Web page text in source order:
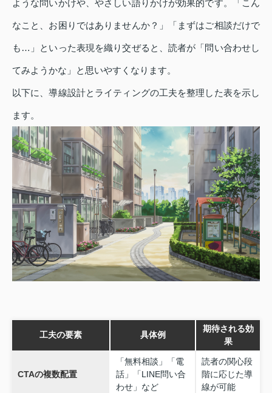
ような問いかけや、やさしい語りかけが効果的です。「こん
なこと、お困りではありませんか？」「まずはご相談だけで
も…」といった表現を織り交ぜると、読者が「問い合わせし
てみようかな」と思いやすくなります。
以下に、導線設計とライティングの工夫を整理した表を示し
ます。
工夫の要素 具体例
期待される効
果
CTAの複数配置
「無料相談」「電
話」「LINE問い合
わせ」など
読者の関心段
階に応じた導
線が可能